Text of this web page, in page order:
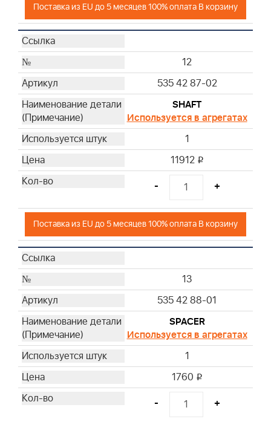
Поставка из EU до 5 месяцев 100% оплата В корзину
12
535 42 87-02
SHAFT
Используется в агрегатах
1
11912 i
- +
Поставка из EU до 5 месяцев 100% оплата В корзину
13
535 42 88-01
SPACER
Используется в агрегатах
1
1760 i
- +